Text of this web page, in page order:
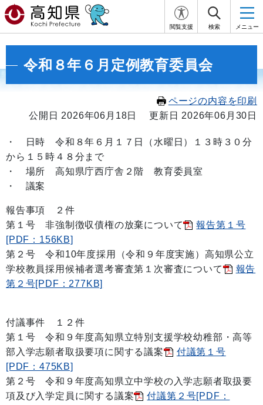
閲覧支援 検索 メニュー
令和８年６月定例教育委員会
ページの内容を印刷
公開日 2026年06月18日
更新日 2026年06月30日
・ 日時 令和８年６月１７日 （水曜日）１３ 時３０分
から１５ 時４８ 分まで
・ 場所 高知県庁西庁舎２階 教育委員室
・ 議案
報告事項 ２件
第１号 非強制徴収債権の放棄について
報告第１号
[PDF：156KB]
第２号 令和10年度採用（令和９年度実施）高知県公立
学校教員採用候補者選考審査第１次審査について
報告
第２号[PDF：277KB]
付議事件 １２件
第１号 令和９年度高知県立特別支援学校幼稚部・高等
部入学志願者取扱要項に関する議案
付議第１号
[PDF：475KB]
第２号 令和９年度高知県立中学校の入学志願者取扱要
項及び入学定員に関する議案
付議第２号[PDF：